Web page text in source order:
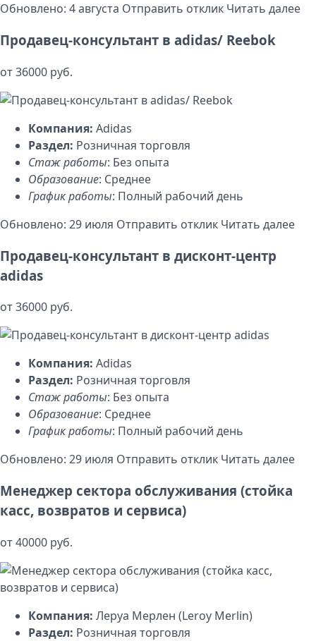
Обновлено: 4 августа Отправить отклик Читать далее
Продавец-консультант в adidas/ Reebok
от 36000 руб.
Компания: Adidas
Раздел: Розничная торговля
Стаж работы: Без опыта
Образование: Среднее
График работы: Полный рабочий день
Обновлено: 29 июля Отправить отклик Читать далее
Продавец-консультант в дисконт-центр
adidas
от 36000 руб.
Компания: Adidas
Раздел: Розничная торговля
Стаж работы: Без опыта
Образование: Среднее
График работы: Полный рабочий день
Обновлено: 29 июля Отправить отклик Читать далее
Менеджер сектора обслуживания (стойка
касс, возвратов и сервиса)
от 40000 руб.
Компания: Леруа Мерлен (Leroy Merlin)
Раздел: Розничная торговля